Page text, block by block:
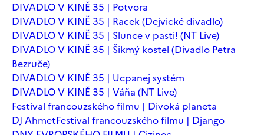
DIVADLO V KINĚ 35 | Potvora
DIVADLO V KINĚ 35 | Racek (Dejvické divadlo)
DIVADLO V KINĚ 35 | Slunce v pasti! (NT Live)
DIVADLO V KINĚ 35 | Šikmý kostel (Divadlo Petra
Bezruče)
DIVADLO V KINĚ 35 | Ucpanej systém
DIVADLO V KINĚ 35 | Váňa (NT Live)
Festival francouzského filmu | Divoká planeta
DJ AhmetFestival francouzského filmu | Django